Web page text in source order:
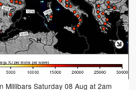
Millibars Saturday 08 Aug at 2am